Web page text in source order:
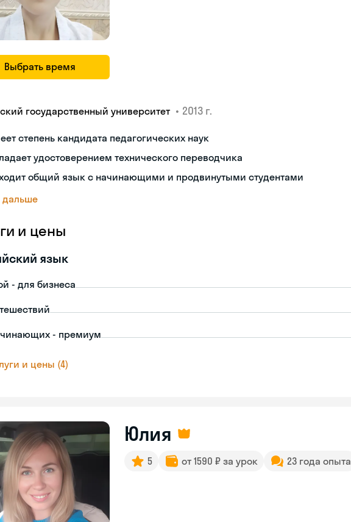
Выбрать время
государственный университет • 2013 г.
степень кандидата педагогических наук
удостоверением технического переводчика
общий язык с начинающими и продвинутыми студентами
дальше
и цены
язык
- для бизнеса
- премиум
и цены (4)
Юлия
5 от 1590 ₽ за урок 23 года опыта